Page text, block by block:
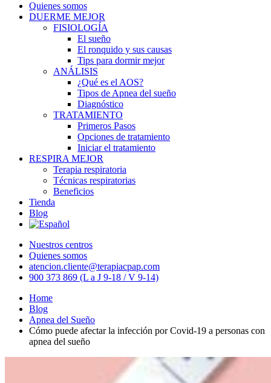
Quienes somos
DUERME MEJOR
FISIOLOGÍA
El sueño
El ronquido y sus causas
Tips para dormir mejor
ANÁLISIS
¿Qué es el AOS?
Tipos de Apnea del sueño
Diagnóstico
TRATAMIENTO
Primeros Pasos
Opciones de tratamiento
Iniciar el tratamiento
RESPIRA MEJOR
Terapia respiratoria
Técnicas respiratorias
Beneficios
Tienda
Blog
Nuestros centros
Quienes somos
atencion.cliente@terapiacpap.com
900 373 869 (L a J 9-18 / V 9-14)
Home
Blog
Apnea del Sueño
Cómo puede afectar la infección por Covid-19 a personas con
apnea del sueño